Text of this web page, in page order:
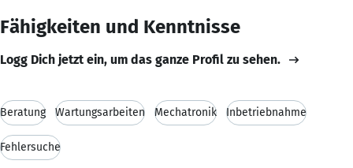
Fähigkeiten und Kenntnisse
Logg Dich jetzt ein, um das ganze Profil zu sehen.
Beratung Wartungsarbeiten Mechatronik Inbetriebnahme
Fehlersuche